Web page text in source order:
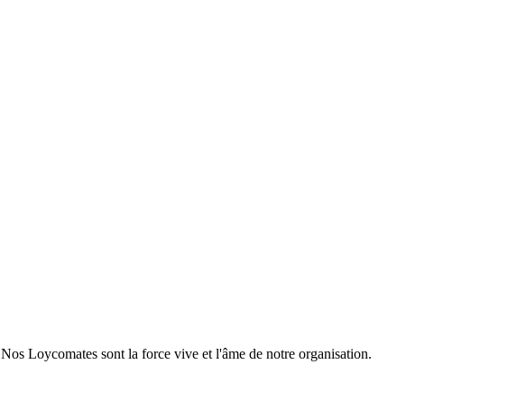
Nos Loycomates sont la force vive et l'âme de notre organisation.